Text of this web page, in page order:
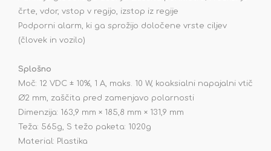
črte, vdor, vstop v regijo, izstop iz regije
Podporni alarm, ki ga sprožijo določene vrste ciljev
(človek in vozilo)
Splošno
Moč: 12 VDC ± 10%, 1 A, maks. 10 W, koaksialni napajalni vtič
Ø2 mm, zaščita pred zamenjavo polarnosti
Dimenzija: 163,9 mm × 185,8 mm × 131,9 mm
Teža: 565g, S težo paketa: 1020g
Material: Plastika